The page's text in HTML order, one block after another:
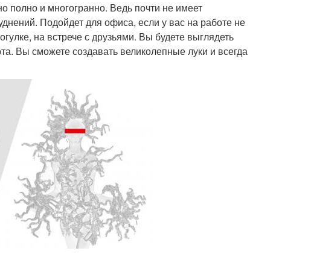
полно и многогранно. Ведь почти не имеет
Подойдет для офиса, если у вас на работе не
на встрече с друзьями. Вы будете выглядеть
Вы сможете создавать великолепные луки и всегда